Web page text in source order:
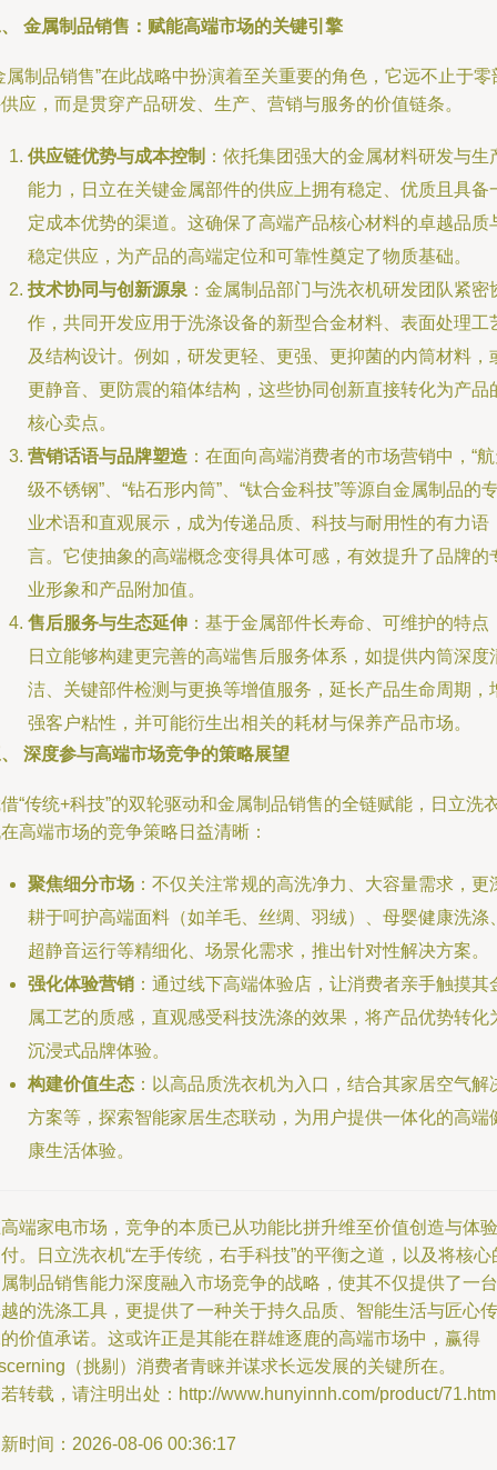
金属制品销售：赋能高端市场的关键引擎
属制品销售”在此战略中扮演着至关重要的角色，它远不止于零
应，而是贯穿产品研发、生产、营销与服务的价值链条。
供应链优势与成本控制 ：依托集团强大的金属材料研发与生
能力，日立在关键金属部件的供应上拥有稳定、优质且具备
定成本优势的渠道。这确保了高端产品核心材料的卓越品质
稳定供应，为产品的高端定位和可靠性奠定了物质基础。
技术协同与创新源泉 ：金属制品部门与洗衣机研发团队紧密
作，共同开发应用于洗涤设备的新型合金材料、表面处理工
及结构设计。例如，研发更轻、更强、更抑菌的内筒材料，
更静音、更防震的箱体结构，这些协同创新直接转化为产品
核心卖点。
营销话语与品牌塑造 ：在面向高端消费者的市场营销中，“
级不锈钢”、“钻石形内筒”、“钛合金科技”等源自金属制品的
业术语和直观展示，成为传递品质、科技与耐用性的有力语
言。它使抽象的高端概念变得具体可感，有效提升了品牌的
业形象和产品附加值。
售后服务与生态延伸 ：基于金属部件长寿命、可维护的特点
日立能够构建更完善的高端售后服务体系，如提供内筒深度
洁、关键部件检测与更换等增值服务，延长产品生命周期，
强客户粘性，并可能衍生出相关的耗材与保养产品市场。
深度参与高端市场竞争的策略展望
“传统+科技”的双轮驱动和金属制品销售的全链赋能，日立洗
高端市场的竞争策略日益清晰：
聚焦细分市场 ：不仅关注常规的高洗净力、大容量需求，更
耕于呵护高端面料（如羊毛、丝绸、羽绒）、母婴健康洗涤
超静音运行等精细化、场景化需求，推出针对性解决方案。
强化体验营销 ：通过线下高端体验店，让消费者亲手触摸其
属工艺的质感，直观感受科技洗涤的效果，将产品优势转化
沉浸式品牌体验。
构建价值生态 ：以高品质洗衣机为入口，结合其家居空气解
方案等，探索智能家居生态联动，为用户提供一体化的高端
康生活体验。
端家电市场，竞争的本质已从功能比拼升维至价值创造与体验
。日立洗衣机“左手传统，右手科技”的平衡之道，以及将核心
制品销售能力深度融入市场竞争的战略，使其不仅提供了一台
的洗涤工具，更提供了一种关于持久品质、智能生活与匠心传
价值承诺。这或许正是其能在群雄逐鹿的高端市场中，赢得
（挑剔）消费者青睐并谋求长远发展的关键所在。
转载，请注明出处：http://www.hunyinnh.com/product/
时间：2026-08-06 00:36:17